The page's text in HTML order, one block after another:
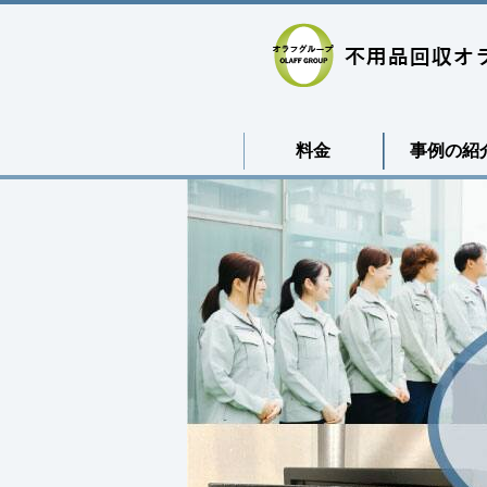
料金 事例の紹